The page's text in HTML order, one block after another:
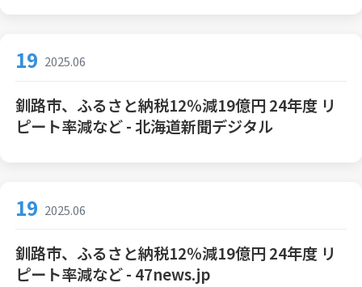
19 2025.06
釧路市、ふるさと納税12％減19億円 24年度 リ
ピート率減など - 北海道新聞デジタル
19 2025.06
釧路市、ふるさと納税12％減19億円 24年度 リ
ピート率減など - 47news.jp